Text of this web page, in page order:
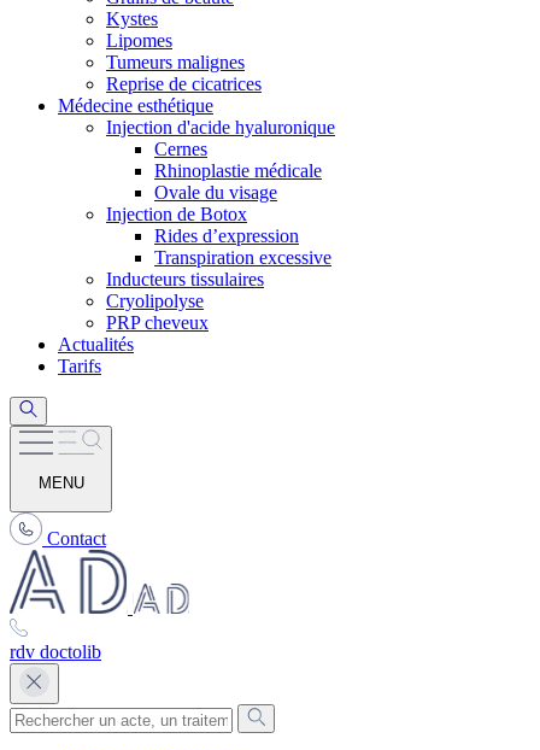
Kystes
Lipomes
Tumeurs malignes
Reprise de cicatrices
Médecine esthétique
Injection d'acide hyaluronique
Cernes
Rhinoplastie médicale
Ovale du visage
Injection de Botox
Rides d’expression
Transpiration excessive
Inducteurs tissulaires
Cryolipolyse
PRP cheveux
Actualités
Tarifs
MENU
Contact
rdv doctolib